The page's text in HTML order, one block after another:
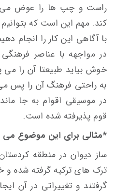
راست و چپ ها را عوض می
کند. مهم این است که بتوانیم
با آگاهی این کار را انجام
در مواجهه با عناصر
خوش بیاید طبیعتا آن را می
به راحتی فرهنگ آن را پس
در موسیقی اقوام به جا
قوم پذیرفته شده است.
*مثالی برای این موضوع می
ساز دیوان در منطقه
ترک های ترکیه گرفته شده و
گرفتند و تغییراتی در آن